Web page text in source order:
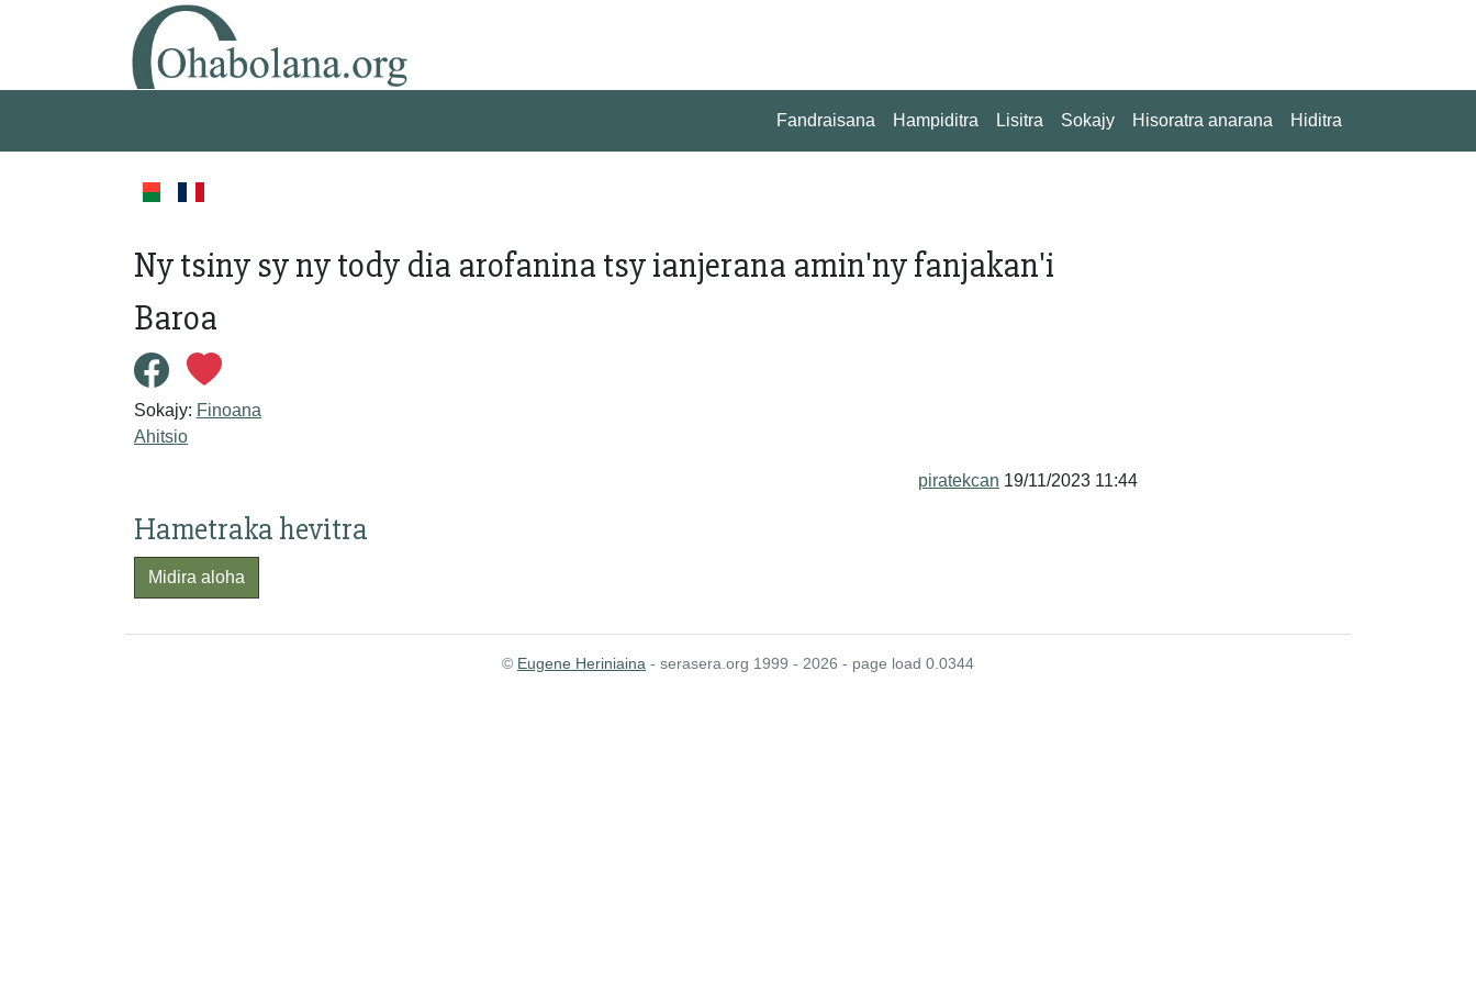
Fandraisana Hampiditra Lisitra Sokajy Hisoratra anarana Hiditra
Ny tsiny sy ny tody dia arofanina tsy ianjerana amin'ny fanjakan'i
Baroa
Sokajy: Finoana
Ahitsio
piratekcan 19/11/2023 11:44
Hametraka hevitra
Midira aloha
© Eugene Heriniaina - serasera.org 1999 - 2026 - page load 0.0344